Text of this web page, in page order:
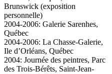
Brunswick (exposition
personnelle)
2004-2006: Galerie Sarenhes,
Québec
2004-2006: La Chasse-Galerie,
Ile d’Orléans, Québec
2004: Journée des peintres, Parc
des Trois-Bérêts, Saint-Jean-